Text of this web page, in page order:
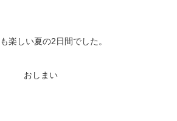
楽しい夏の2日間でした。
おしまい